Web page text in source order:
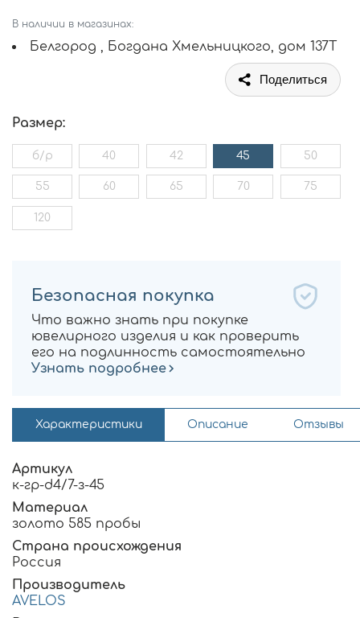
В наличии в магазинах:
Белгород , Богдана Хмельницкого, дом 137Т
Поделиться
Размер:
б/р 40 42 45 50
55 60 65 70 75
120
Безопасная покупка
Что важно знать при покупке
ювелирного изделия и как проверить
его на подлинность самостоятельно
Узнать подробнее
Характеристики Описание Отзывы
Артикул
к-гр-d4/7-з-45
Материал
золото 585 пробы
Страна происхождения
Россия
Производитель
AVELOS